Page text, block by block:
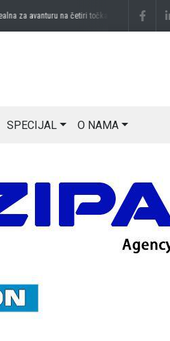
za avanturu na četiri točkaprije 2 sedmice
SPECIJAL O NAMA